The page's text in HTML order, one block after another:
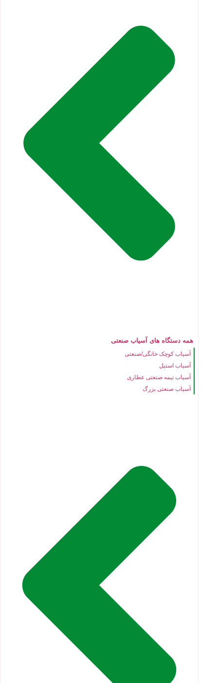
همه دستگاه های آسیاب صنعتی
آسیاب کوچک خانگی/صنعتی
آسیاب استیل
آسیاب نیمه صنعتی عطاری
آسیاب صنعتی بزرگ